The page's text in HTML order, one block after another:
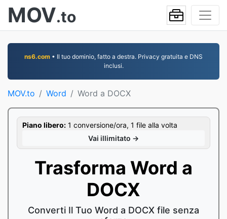
MOV.to
ns6.com • Il tuo dominio, fatto a destra. Privacy gratuita e DNS
inclusi.
MOV.to Word Word a DOCX
Piano libero: 1 conversione/ora, 1 file alla volta
Vai illimitato →
Trasforma Word a
DOCX
Converti Il Tuo Word a DOCX file senza